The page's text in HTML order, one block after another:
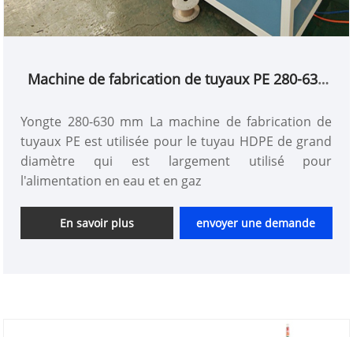
Machine de fabrication de tuyaux PE 280-630
Yongte 280-630 mm La machine de fabrication de
tuyaux PE est utilisée pour le tuyau HDPE de grand
diamètre qui est largement utilisé pour
l'alimentation en eau et en gaz
En savoir plus envoyer une demande